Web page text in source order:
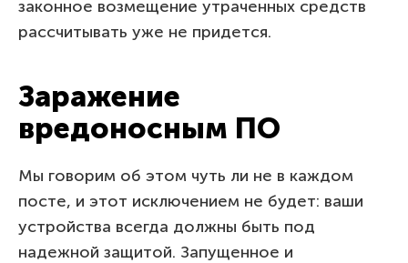
законное возмещение утраченных средств
рассчитывать уже не придется.
Заражение
вредоносным ПО
Мы говорим об этом чуть ли не в каждом
посте, и этот исключением не будет: ваши
устройства всегда должны быть под
надежной защитой. Запущенное и